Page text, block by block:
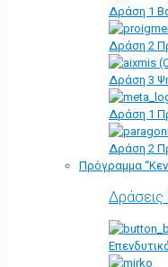
Δράση 1
Δράση 2
Δράση 3
Δράση 1
Δράση 2
Πρόγραμμα
Δράσεις